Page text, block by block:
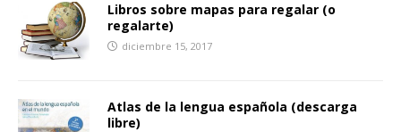
Libros sobre mapas para regalar (o
regalarte)
diciembre 15, 2017
Atlas de la lengua española (descarga
libre)